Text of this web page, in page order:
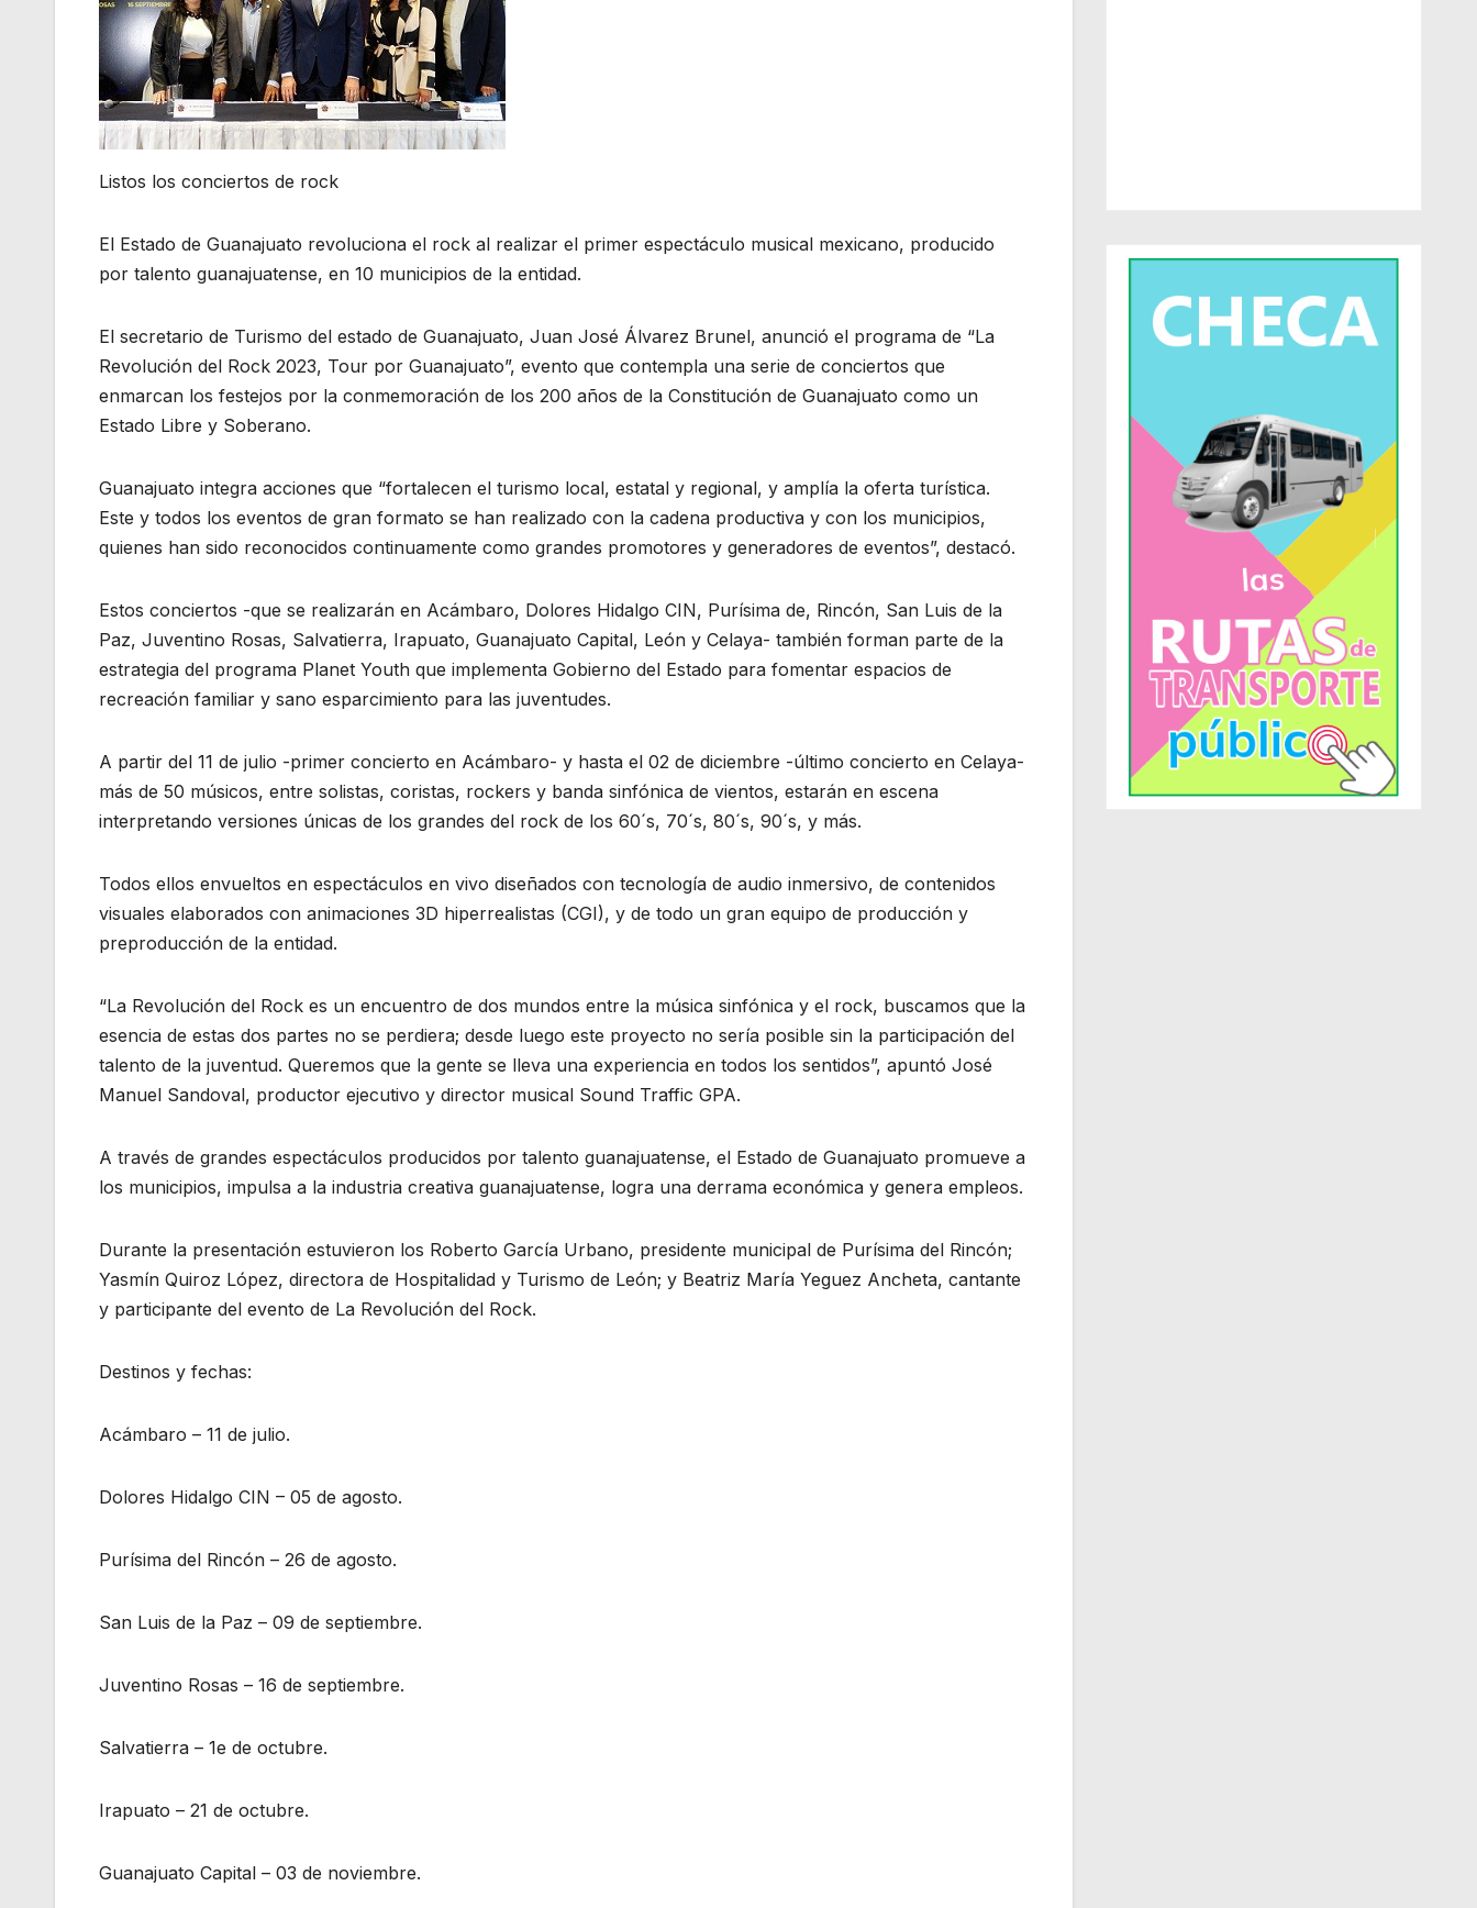
Listos los conciertos de rock
El Estado de Guanajuato revoluciona el rock al realizar el primer espectáculo musical mexicano, producido
por talento guanajuatense, en 10 municipios de la entidad.
El secretario de Turismo del estado de Guanajuato, Juan José Álvarez Brunel, anunció el programa de “La
Revolución del Rock 2023, Tour por Guanajuato”, evento que contempla una serie de conciertos que
enmarcan los festejos por la conmemoración de los 200 años de la Constitución de Guanajuato como un
Estado Libre y Soberano.
Guanajuato integra acciones que “fortalecen el turismo local, estatal y regional, y amplía la oferta turística.
Este y todos los eventos de gran formato se han realizado con la cadena productiva y con los municipios,
quienes han sido reconocidos continuamente como grandes promotores y generadores de eventos”, destacó.
Estos conciertos -que se realizarán en Acámbaro, Dolores Hidalgo CIN, Purísima de, Rincón, San Luis de la
Paz, Juventino Rosas, Salvatierra, Irapuato, Guanajuato Capital, León y Celaya- también forman parte de la
estrategia del programa Planet Youth que implementa Gobierno del Estado para fomentar espacios de
recreación familiar y sano esparcimiento para las juventudes.
A partir del 11 de julio -primer concierto en Acámbaro- y hasta el 02 de diciembre -último concierto en Celaya-
más de 50 músicos, entre solistas, coristas, rockers y banda sinfónica de vientos, estarán en escena
interpretando versiones únicas de los grandes del rock de los 60´s, 70´s, 80´s, 90´s, y más.
Todos ellos envueltos en espectáculos en vivo diseñados con tecnología de audio inmersivo, de contenidos
visuales elaborados con animaciones 3D hiperrealistas (CGI), y de todo un gran equipo de producción y
preproducción de la entidad.
“La Revolución del Rock es un encuentro de dos mundos entre la música sinfónica y el rock, buscamos que la
esencia de estas dos partes no se perdiera; desde luego este proyecto no sería posible sin la participación del
talento de la juventud. Queremos que la gente se lleva una experiencia en todos los sentidos”, apuntó José
Manuel Sandoval, productor ejecutivo y director musical Sound Traffic GPA.
A través de grandes espectáculos producidos por talento guanajuatense, el Estado de Guanajuato promueve a
los municipios, impulsa a la industria creativa guanajuatense, logra una derrama económica y genera empleos.
Durante la presentación estuvieron los Roberto García Urbano, presidente municipal de Purísima del Rincón;
Yasmín Quiroz López, directora de Hospitalidad y Turismo de León; y Beatriz María Yeguez Ancheta, cantante
y participante del evento de La Revolución del Rock.
Destinos y fechas:
Acámbaro – 11 de julio.
Dolores Hidalgo CIN – 05 de agosto.
Purísima del Rincón – 26 de agosto.
San Luis de la Paz – 09 de septiembre.
Juventino Rosas – 16 de septiembre.
Salvatierra – 1e de octubre.
Irapuato – 21 de octubre.
Guanajuato Capital – 03 de noviembre.